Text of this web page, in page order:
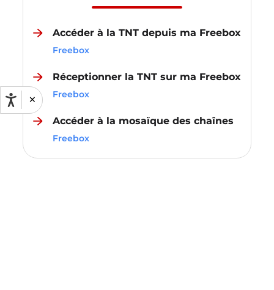
×
Accéder à la TNT depuis ma Freebox
Freebox
Réceptionner la TNT sur ma Freebox
Freebox
Accéder à la mosaïque des chaînes
Freebox